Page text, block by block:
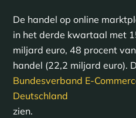
De handel op online
in het derde kwartaal met
miljard euro, 48 procent
handel (22,2 miljard euro).
Bundesverband E-
Deutschland
zien.